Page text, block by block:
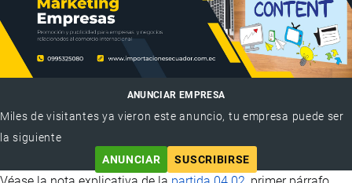
ANUNCIAR EMPRESA
Miles de visitantes ya vieron este anuncio, tu empresa puede ser
la siguiente
ANUNCIAR
SUSCRIBIRSE